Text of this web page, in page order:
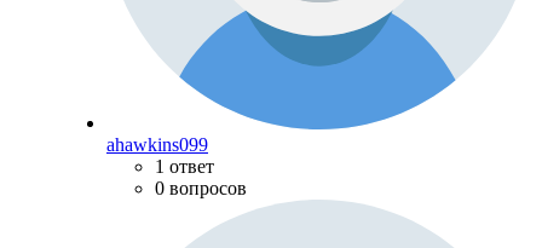
ahawkins099
1 ответ
0 вопросов